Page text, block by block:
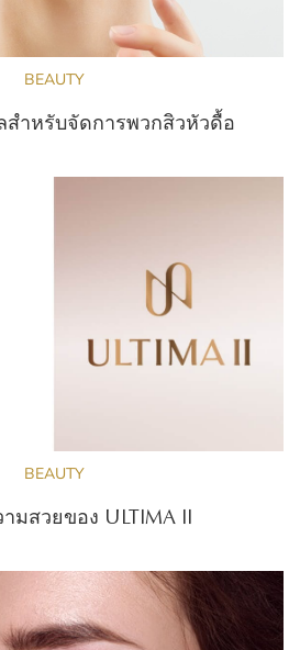
BEAUTY
สำหรับจัดการพวกสิวหัวดื้อ
BEAUTY
มสวยของ ULTIMA II